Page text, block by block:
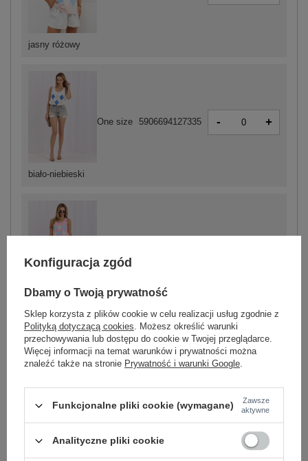
biało-niebieski
One size 5906694127335 - +
jasny różowy
Konfiguracja zgód
Dbamy o Twoją prywatność
Sklep korzysta z plików cookie w celu realizacji usług zgodnie z
Polityką dotyczącą cookies. Możesz określić warunki
przechowywania lub dostępu do cookie w Twojej przeglądarce.
Więcej informacji na temat warunków i prywatności można
znaleźć także na stronie Prywatność i warunki Google.
Funkcjonalne pliki cookie (wymagane)
Zawsze
aktywne
Analityczne pliki cookie